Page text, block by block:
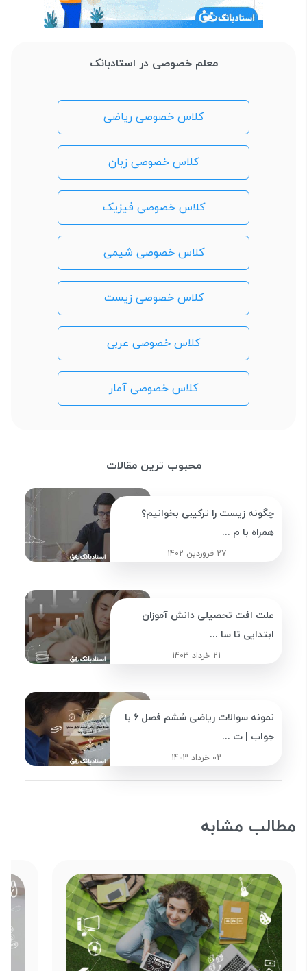
معلم خصوصی در استادبانک
کلاس خصوصی ریاضی
کلاس خصوصی زبان
کلاس خصوصی فیزیک
کلاس خصوصی شیمی
کلاس خصوصی زیست
کلاس خصوصی عربی
کلاس خصوصی آمار
محبوب ترین مقالات
چگونه زیست را ترکیبی بخوانیم؟
همراه با م ...
27 فروردین 1402
علت افت تحصیلی دانش آموزان
ابتدایی تا سا ...
21 خرداد 1403
نمونه سوالات ریاضی ششم فصل 6 با
جواب | ت ...
02 خرداد 1403
مطالب مشابه